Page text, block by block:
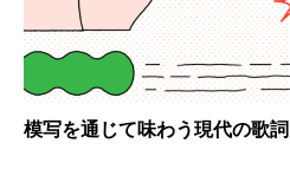
模写を通じて味わう現代の歌詞